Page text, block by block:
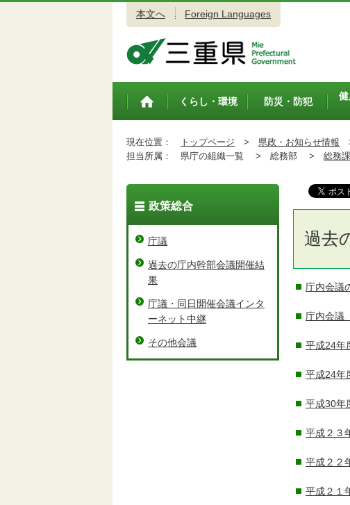
本文へ Foreign Languages
トップペ
くらし・環境 防災・防犯
健
現在位置： トップページ > 県政・お知らせ情報
担当所属：
県庁の組織一覧 > 総務部 > 総務課
過去
庁内会議
庁内会議
平成24年
平成24年
平成30年
平成２３
平成２２
平成２１
政策総合
庁議
過去の庁内幹部会議開催結
果
庁議・同日開催会議インタ
ーネット中継
その他会議